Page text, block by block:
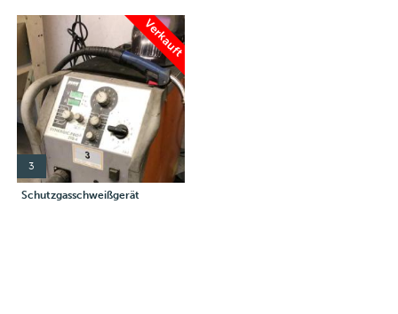
Verkauft
3
Schutzgasschweißgerät